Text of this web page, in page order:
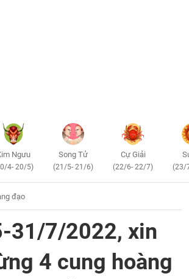
Ngưu
4- 20/5)
Song Tử
(21/5- 21/6)
Cự Giải
(22/6- 22/7) (23/
đạo
31/7/2022, xin
4 cung hoàng